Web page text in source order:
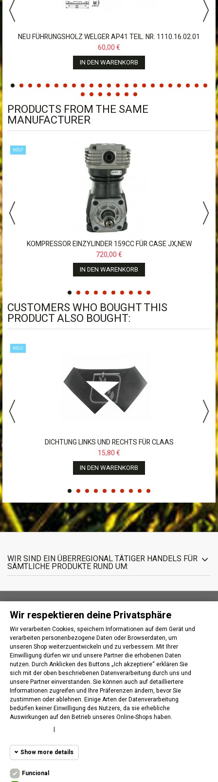
NEU FÜHRUNGSHOLZ WELGER AP41 TEIL. NR. 1110.16.02.01
60,00 €
IN DEN WARENKORB
PRODUCTS FROM THE SAME
MANUFACTURER
NEU!
KOMPRESSOR EINZYLINDER 159CC FÜR CASE JX,NEW
HOLLAND,JOHN...
720,00 €
IN DEN WARENKORB
CUSTOMERS WHO BOUGHT THIS
PRODUCT ALSO BOUGHT:
NEU!
DICHTUNG LINKS UND RECHTS FÜR CLAAS
DOMINATOR,MEGA,LEXION
15,80 €
IN DEN WARENKORB
WIR SIND EIN ÜBERREGIONAL TÄTIGER HANDELS FÜR
SÄMTLICHE PRODUKTE RUND UM:
INFORMATIONEN
IHR KUNDENBEREICH
KONTAKT
FOLLOW US
NEWSLETTER
Wir respektieren deine Privatsphäre
Wir verarbeiten Cookies, speichern Informationen auf dem Gerät und
verarbeiten personenbezogene Daten oder Browserdaten, um
unseren Shop weiterzuentwickeln und zu verbessern. Mit Ihrer
Einwilligung dürfen wir und unsere Partner die erhobenen Daten
nutzen. Durch Anklicken des Buttons „Ich akzeptiere“ erklären Sie
sich mit der oben beschriebenen Datenverarbeitung durch uns und
unsere Partner einverstanden. Sie können auch auf detailliertere
Informationen zugreifen und Ihre Präferenzen ändern, bevor Sie
zustimmen oder ablehnen. Einige Arten der Datenverarbeitung
bedürfen keiner Einwilligung des Nutzers, da sie erhebliche
Auswirkungen auf den Betrieb unseres Online-Shops haben.
|
Show more details
Funcional
Funcional
Widerrufsstatus verfolgen